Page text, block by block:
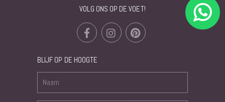
VOLG ONS OP DE VOET!
BLIJF OP DE HOOGTE